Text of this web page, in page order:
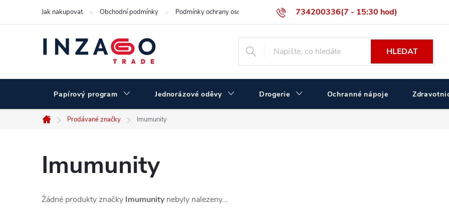
734200336(7 - 15:30 hod)
Jak nakupovat Obchodní podmínky Podmínky ochrany osobních údajů Velikostní tabulka ČERVA Velkoobchodní prodej
HLEDAT
Papírový program Jednorázové oděvy Drogerie Ochranné nápoje
Domů
Prodávané značky Imumunity
Imumunity
Žádné produkty značky Imumunitynebyly nalezeny...